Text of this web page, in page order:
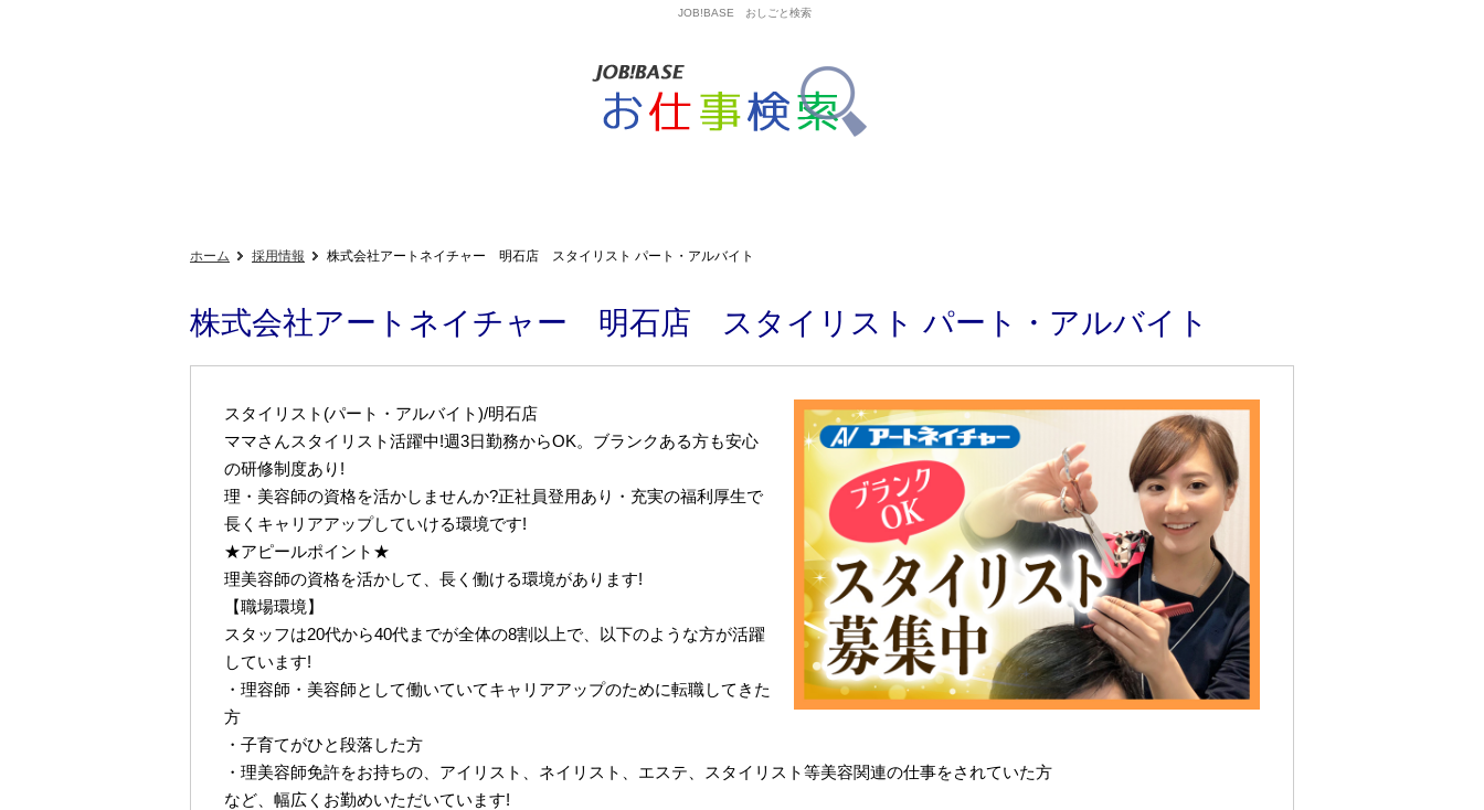
JOB!BASE おしごと検索
ホーム 採用情報 株式会社アートネイチャー 明石店 スタイリスト パート・アルバイト
株式会社アートネイチャー 明石店 スタイリスト パート・アルバイト
スタイリスト(パート・アルバイト)/明石店
ママさんスタイリスト活躍中!週3日勤務からOK。ブランクある方も安心
の研修制度あり!
理・美容師の資格を活かしませんか?正社員登用あり・充実の福利厚生で
長くキャリアアップしていける環境です!
★アピールポイント★
理美容師の資格を活かして、長く働ける環境があります!
【職場環境】
スタッフは20代から40代までが全体の8割以上で、以下のような方が活躍
しています!
・理容師・美容師として働いていてキャリアアップのために転職してきた
方
・子育てがひと段落した方
・理美容師免許をお持ちの、アイリスト、ネイリスト、エステ、スタイリスト等美容関連の仕事をされていた方
など、幅広くお勤めいただいています!